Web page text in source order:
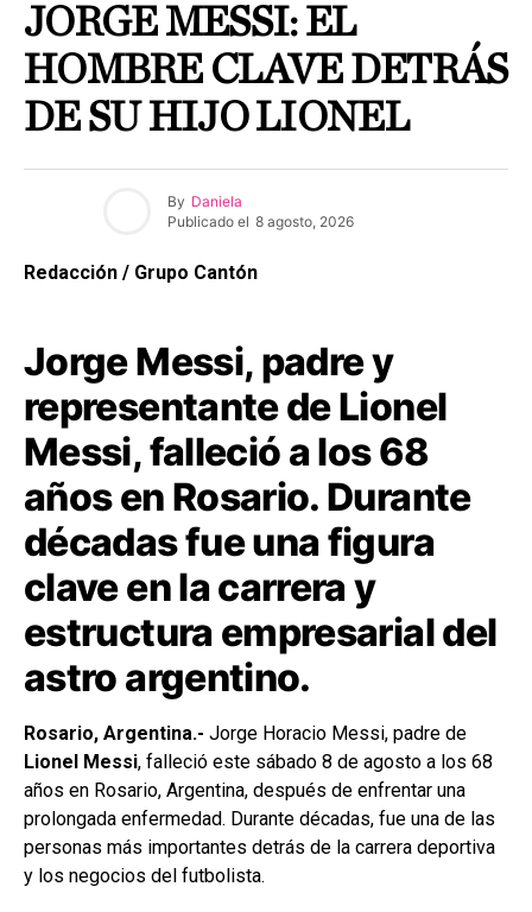
JORGE MESSI: EL
HOMBRE CLAVE DETRÁS
DE SU HIJO LIONEL
By Daniela
Publicado el 8 agosto, 2026
Redacción / Grupo Cantón
Jorge Messi, padre y
representante de Lionel
Messi, falleció a los 68
años en Rosario. Durante
décadas fue una figura
clave en la carrera y
estructura empresarial del
astro argentino.
Rosario, Argentina.- Jorge Horacio Messi, padre de
Lionel Messi, falleció este sábado 8 de agosto a los 68
años en Rosario, Argentina, después de enfrentar una
prolongada enfermedad. Durante décadas, fue una de las
personas más importantes detrás de la carrera deportiva
y los negocios del futbolista.